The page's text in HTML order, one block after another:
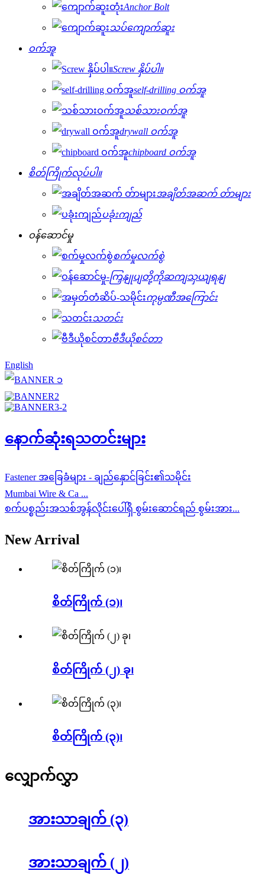
Anchor Bolt
သပ်ကျောက်ဆူး
ဝက်အူ
Screw နှိပ်ပါ။
self-drilling ဝက်အူ
သစ်သားဝက်အူ
drywall ဝက်အူ
chipboard ဝက်အူ
စိတ်ကြိုက်လုပ်ပါ။
အချိတ်အဆက် တ်ာများ
ပခုံးကျည်
ဝန်ဆောင်မှု
စက်မှုလက်စွဲ
ကြှနျုပျတို့ကိုဆကျသှယျရနျ
ကုမ္ပဏီအကြောင်း
သတင်း
ဗီဒီယိုစင်တာ
English
နောက်ဆုံးရသတင်းများ
Fastener အခြေခံများ - ချည်နှောင်ခြင်း၏သမိုင်း
Mumbai Wire & Ca ...
စက်ပစ္စည်းအသစ်အွန်လိုင်းပေါ်ရှိ စွမ်းဆောင်ရည် စွမ်းအား...
New Arrival
စိတ်ကြိုက် (၁)၊
စိတ်ကြိုက် (၂) ခု၊
စိတ်ကြိုက် (၃)၊
လျှောက်လွှာ
အားသာချက် (၃)
အားသာချက် (၂)